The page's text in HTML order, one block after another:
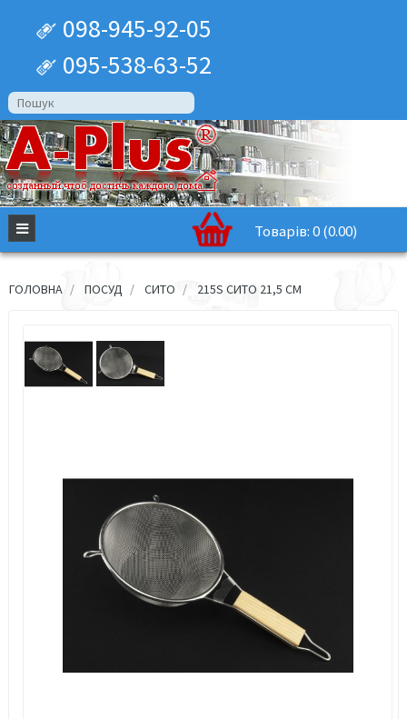
098-945-92-05
095-538-63-52
Товарів: 0 (0.00)
ГОЛОВНА ПОСУД СИТО 215S СИТО 21,5 СМ